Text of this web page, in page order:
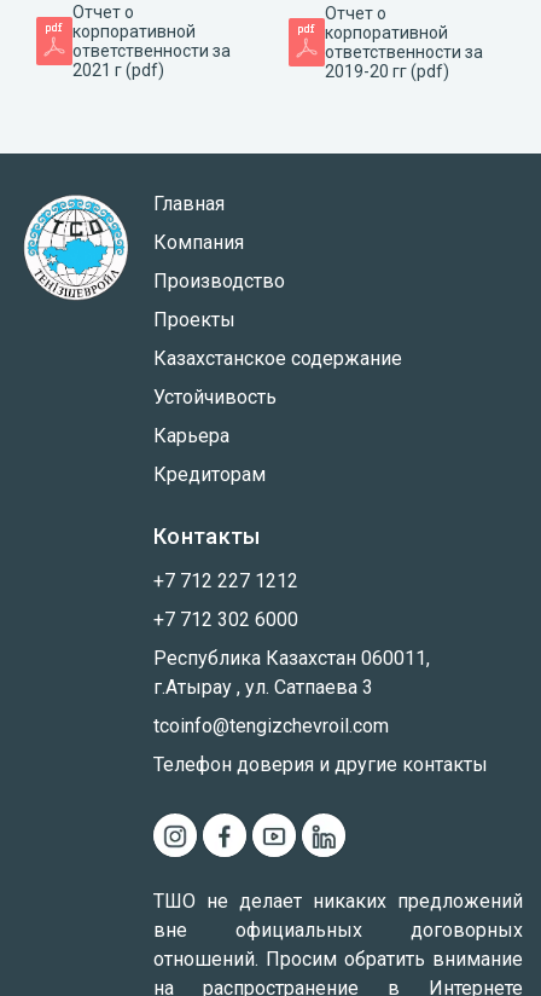
Отчет о
корпоративной
ответственности за
2021 г (pdf)
Отчет о
корпоративной
ответственности за
2019-20 гг (pdf)
Главная
Компания
Производство
Проекты
Казахстанское содержание
Устойчивость
Карьера
Кредиторам
Контакты
+7 712 227 1212
+7 712 302 6000
Республика Казахстан 060011,
г.Атырау , ул. Сатпаева 3
tcoinfo@tengizchevroil.com
Телефон доверия и другие контакты
ТШО не делает никаких предложений
вне официальных договорных
отношений. Просим обратить внимание
на распространение в Интернете